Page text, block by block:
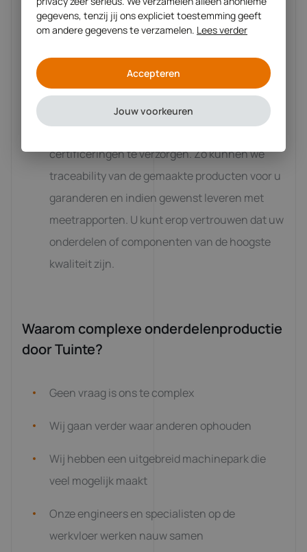
aanleveren.
Tuinte is ISO9001:2015 gecertificeerd.
Daarnaast is Tuinte gecertificeerd om diverse
certificeringen te verzorgen. Zo kunnen we
traceability van de gemaakte producten voor u
garanderen en indien gewenst leveren met
meetrapporten. U kunt erop vertrouwen dat uw
onderdelen of componenten van de hoogste
kwaliteit zijn.
Waarom complexe onderdelenproductie
door Tuinte?
Geen vraag is ons te complex
Wij gaan verder waar anderen ophouden
Wij hebben een uitgebreid machinepark die
veel mogelijk maakt
Onze engineers en specialisten op de
werkvloer werken nauw samen
gegevens, tenzij jij ons expliciet toestemming geeft
om andere gegevens te verzamelen. Lees verder
Accepteren
Jouw voorkeuren